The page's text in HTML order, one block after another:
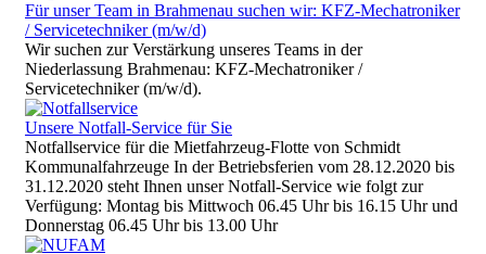
Für unser Team in Brahmenau suchen wir: KFZ-Mechatroniker
/ Servicetechniker (m/w/d)
Wir suchen zur Verstärkung unseres Teams in der
Niederlassung Brahmenau: KFZ-Mechatroniker /
Servicetechniker (m/w/d).
Unsere Notfall-Service für Sie
Notfallservice für die Mietfahrzeug-Flotte von Schmidt
Kommunalfahrzeuge In der Betriebsferien vom 28.12.2020 bis
31.12.2020 steht Ihnen unser Notfall-Service wie folgt zur
Verfügung: Montag bis Mittwoch 06.45 Uhr bis 16.15 Uhr und
Donnerstag 06.45 Uhr bis 13.00 Uhr